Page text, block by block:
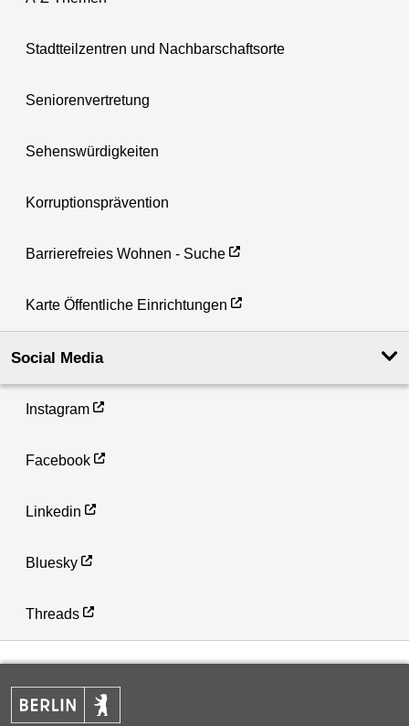
Stadtteilzentren und Nachbarschaftsorte
Seniorenvertretung
Sehenswürdigkeiten
Korruptionsprävention
Barrierefreies Wohnen - Suche
Karte Öffentliche Einrichtungen
Social Media
Instagram
Facebook
Linkedin
Bluesky
Threads